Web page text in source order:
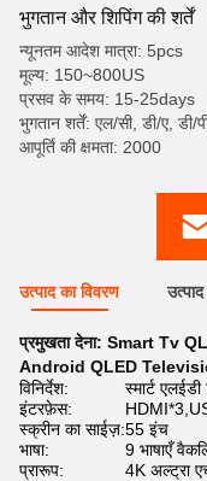
भुगतान और शिपिंग की शर्तें
न्यूनतम आदेश मात्रा: 5pcs
मूल्य: 150~800US
प्रसव के समय: 15-25days
भुगतान शर्तें: एल/सी, डी/ए, डी/
आपूर्ति की क्षमता: 2000
उत्पाद का विवरण
प्रमुखता देना: Smart Tv
Android QLED
विनिर्देश:
स्मार्ट एलईडी
इंटरफ़ेस:
स्क्रीन का साईज़:55 इंच
भाषा:
9 भाषाएँ
प्रारूप:
4K अल्ट्रा